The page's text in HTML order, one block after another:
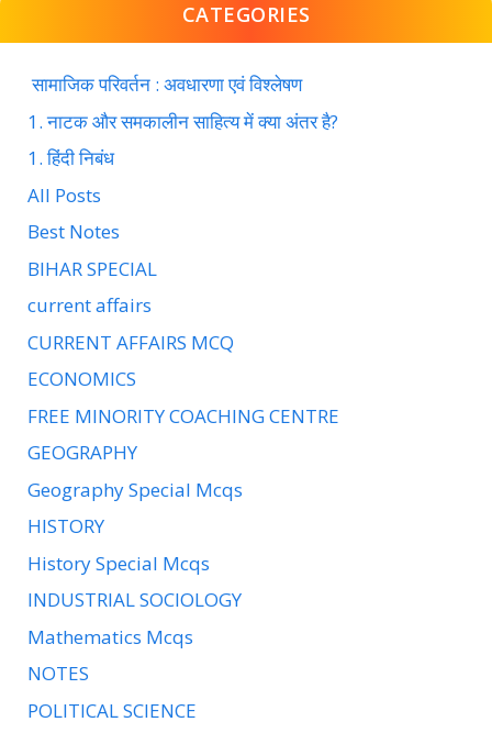
CATEGORIES
सामाजिक परिवर्तन : अवधारणा एवं विश्लेषण
1. नाटक और समकालीन साहित्य में क्या अंतर है?
1. हिंदी निबंध
All Posts
Best Notes
BIHAR SPECIAL
current affairs
CURRENT AFFAIRS MCQ
ECONOMICS
FREE MINORITY COACHING CENTRE
GEOGRAPHY
Geography Special Mcqs
HISTORY
History Special Mcqs
INDUSTRIAL SOCIOLOGY
Mathematics Mcqs
NOTES
POLITICAL SCIENCE